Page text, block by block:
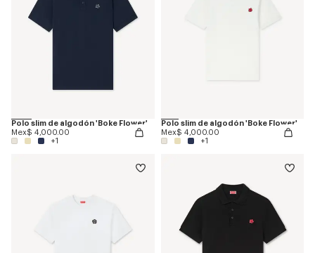
Polo slim de algodón 'Boke Flower'
Mex$ 4,000.00
+1
Polo slim de algodón 'Boke Flower'
Mex$ 4,000.00
+1